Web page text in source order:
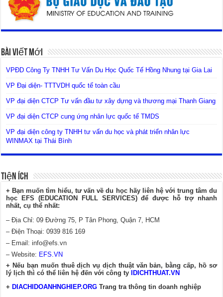
Bài Viết Mới
VPĐD Công Ty TNHH Tư Vấn Du Học Quốc Tế Hồng Nhung tại Gia Lai
VP Đại diện- TTTVDH quốc tế toàn cầu
VP đại diện CTCP Tư vấn đầu tư xây dựng và thương mại Thanh Giang
VP đại diện CTCP cung ứng nhân lực quốc tế TMDS
VP đại diện công ty TNHH tư vấn du học và phát triển nhân lực
WINMAX tại Thái Bình
Tiện Ích
+ Bạn muốn tìm hiểu, tư vấn về du học hãy liên hệ với trung tâm du
học EFS (EDUCATION FULL SERVICES) để được hỗ trợ nhanh
nhất, cụ thể nhất:
– Địa Chỉ: 09 Đường 75, P Tân Phong, Quận 7, HCM
– Điện Thoại: 0939 816 169
– Email:info@efs.vn
– Website: EFS.VN
+ Nếu bạn muốn thuê dịch vụ dịch thuật văn bản, bằng cấp, hồ sơ
lý lịch thì có thể liên hệ đến với công ty
IDICHTHUAT.VN
+ DIACHIDOANHNGHIEP.ORG Trang tra thông tin doanh nghiệp